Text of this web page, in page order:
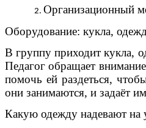
Организационный
Оборудование: кукла,
В группу приходит кукла,
Педагог обращает
помочь ей раздеться,
они занимаются, и задаёт
Какую одежду надевают на